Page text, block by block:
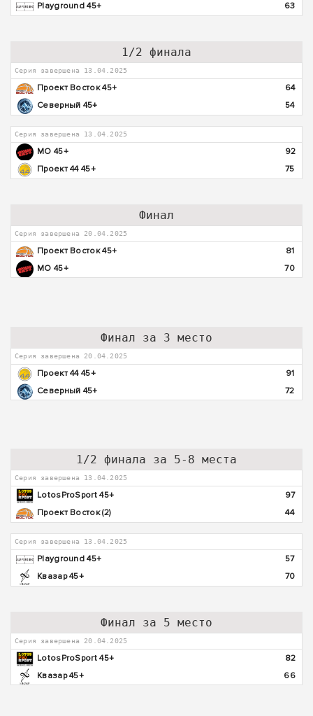
Playground 45+
63
1/2 финала
Серия завершена 13.04.2025
Проект Восток 45+
64
Северный 45+
54
Серия завершена 13.04.2025
МО 45+
92
Проект 44 45+
75
Финал
Серия завершена 20.04.2025
Проект Восток 45+
81
МО 45+
70
Финал за 3 место
Серия завершена 20.04.2025
Проект 44 45+
91
Северный 45+
72
1/2 финала за 5-8 места
Серия завершена 13.04.2025
LotosProSport 45+
97
Проект Восток (2)
44
Серия завершена 13.04.2025
Playground 45+
57
Квазар 45+
70
Финал за 5 место
Серия завершена 20.04.2025
LotosProSport 45+
82
Квазар 45+
66